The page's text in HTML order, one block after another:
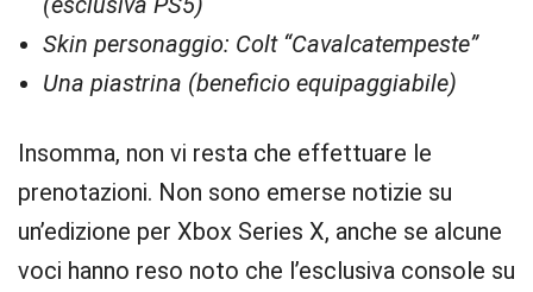
Skin personaggio: Colt “Cavalcatempeste”
Una piastrina (beneficio equipaggiabile)
Insomma, non vi resta che effettuare le
prenotazioni. Non sono emerse notizie su
un’edizione per Xbox Series X, anche se alcune
voci hanno reso noto che l’esclusiva console su